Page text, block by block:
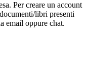
Per creare un account
libri presenti
email oppure chat.